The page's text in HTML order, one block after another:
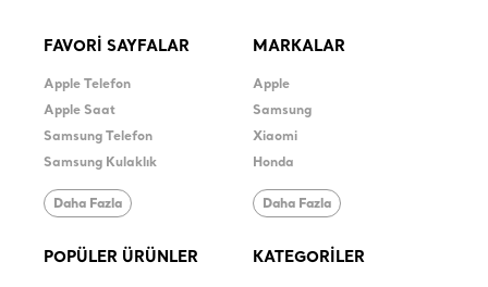
FAVORİ SAYFALAR
Apple Telefon
Apple Saat
Samsung Telefon
Samsung Kulaklık
Daha Fazla
MARKALAR
Apple
Samsung
Xiaomi
Honda
Daha Fazla
POPÜLER ÜRÜNLER KATEGORİLER